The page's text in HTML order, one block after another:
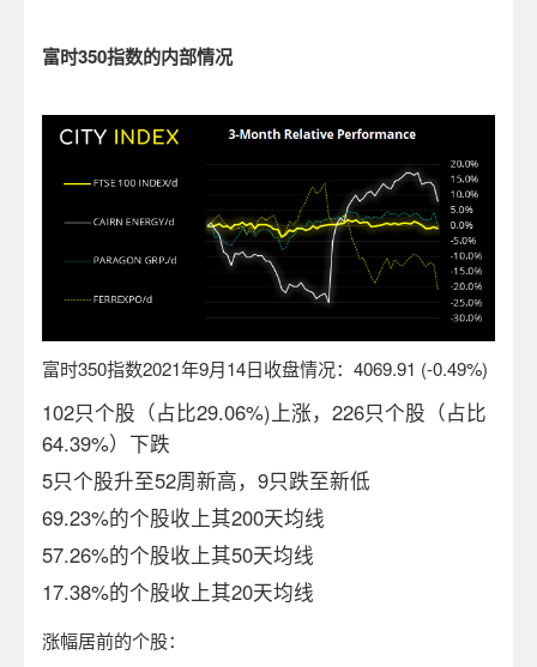
富时350指数的内部情况
富时350指数2021年9月14日收盘情况： 4069.91 (-0.49%)
102只个股（占比29.06%)上涨，226只个股（占比
64.39%）下跌
5只个股升至52周新高，9只跌至新低
69.23%的个股收上其200天均线
57.26%的个股收上其50天均线
17.38%的个股收上其20天均线
涨幅居前的个股：